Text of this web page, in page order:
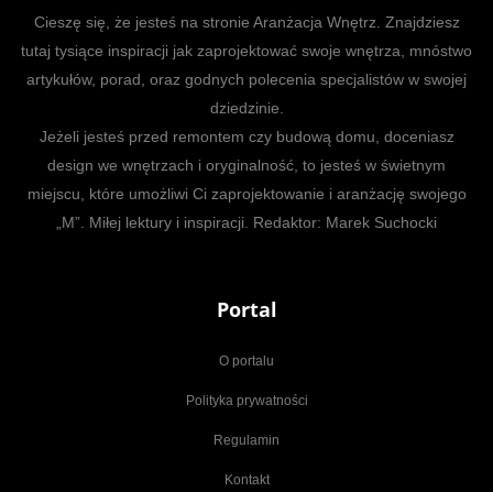
Cieszę się, że jesteś na stronie Aranżacja Wnętrz. Znajdziesz
tutaj tysiące inspiracji jak zaprojektować swoje wnętrza, mnóstwo
artykułów, porad, oraz godnych polecenia specjalistów w swojej
dziedzinie.
Jeżeli jesteś przed remontem czy budową domu, doceniasz
design we wnętrzach i oryginalność, to jesteś w świetnym
miejscu, które umożliwi Ci zaprojektowanie i aranżację swojego
„M”. Miłej lektury i inspiracji. Redaktor: Marek Suchocki
Portal
O portalu
Polityka prywatności
Regulamin
Kontakt